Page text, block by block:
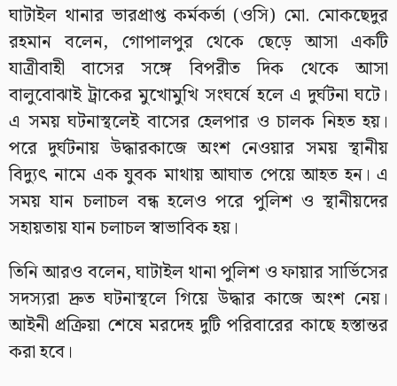
ঘাটাইল থানার ভারপ্রাপ্ত কর্মকর্তা (ওসি) মো. মোকছেদুর
রহমান বলেন, গোপালপুর থেকে ছেড়ে আসা একটি
যাত্রীবাহী বাসের সঙ্গে বিপরীত দিক থেকে আসা
বালুবোঝাই ট্রাকের মুখোমুখি সংঘর্ষে হলে এ দুর্ঘটনা ঘটে।
এ সময় ঘটনাস্থলেই বাসের হেলপার ও চালক নিহত হয়।
পরে দুর্ঘটনায় উদ্ধারকাজে অংশ নেওয়ার সময় স্থানীয়
বিদ্যুৎ নামে এক যুবক মাথায় আঘাত পেয়ে আহত হন। এ
সময় যান চলাচল বন্ধ হলেও পরে পুলিশ ও স্থানীয়দের
সহায়তায় যান চলাচল স্বাভাবিক হয়।
তিনি আরও বলেন, ঘাটাইল থানা পুলিশ ও ফায়ার সার্ভিসের
সদস্যরা দ্রুত ঘটনাস্থলে গিয়ে উদ্ধার কাজে অংশ নেয়।
আইনী প্রক্রিয়া শেষে মরদেহ দুটি পরিবারের কাছে হস্তান্তর
করা হবে।